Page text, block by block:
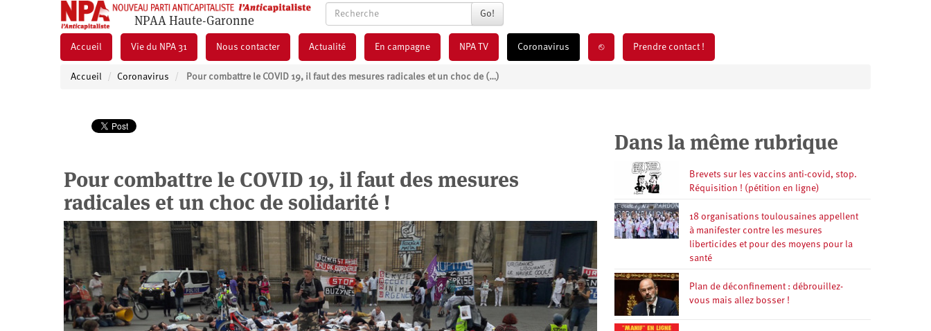
NPAA Haute-Garonne Go!
Accueil Vie du NPA 31 Nous contacter Actualité En campagne NPA TV Coronavirus ⎋ Prendre contact !
Accueil Coronavirus Pour combattre le COVID 19, il faut des mesures radicales et un choc de (…)
Pour combattre le COVID 19, il faut des mesures
radicales et un choc de solidarité !
Dans la même rubrique
Brevets sur les vaccins anti-covid, stop.
Réquisition ! (pétition en ligne)
18 organisations toulousaines appellent
à manifester contre les mesures
liberticides et pour des moyens pour la
santé
Plan de déconfinement : débrouillez-
vous mais allez bosser !